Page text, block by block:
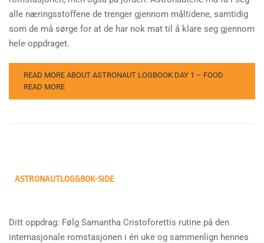
alle næringsstoffene de trenger gjennom måltidene, samtidig
som de må sørge for at de har nok mat til å klare seg gjennom
hele oppdraget.
READ MORE ABOUT ASTRONAUT LOGBOOK DAY 1 – FOOD
READ MORE
ASTRONAUTLOGGBOK-SIDE
Ditt oppdrag: Følg Samantha Cristoforettis rutine på den
internasjonale romstasjonen i én uke og sammenlign hennes